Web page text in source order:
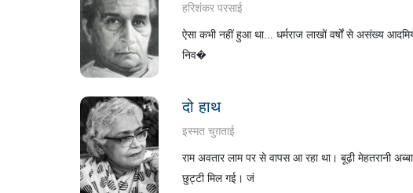
हरिशंकर परसाई
ऐसा कभी नहीं हुआ था... धर्मराज लाखों वर्षों से असंख्य
निव�
दो हाथ
इस्मत चुग़ताई
राम अवतार लाम पर से वापस आ रहा था। बूढ़ी मेहतरानी
छुट्टी मिल गई। जं